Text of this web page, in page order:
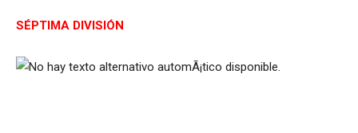
SÉPTIMA DIVISIÓN